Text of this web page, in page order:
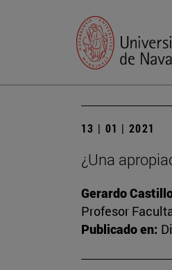
13 | 01 | 2021
¿Una
Gerardo
Profesor
Publicado en: